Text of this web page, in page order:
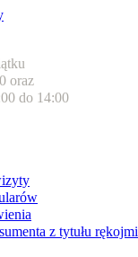
oraz
do 14:00
z tytułu rękojmi